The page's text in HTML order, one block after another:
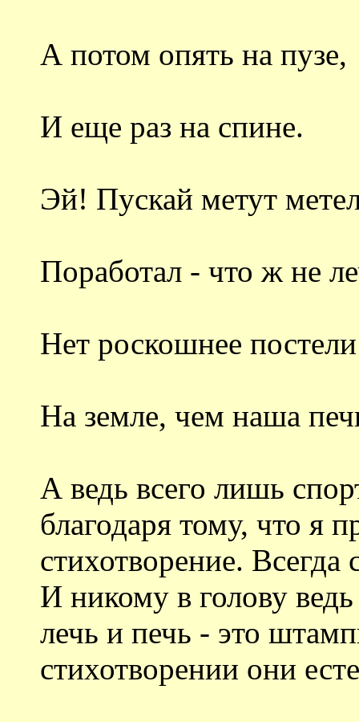
А потом опять на пузе,
И еще раз на спине.
Эй! Пускай метут
Поработал - что ж не
Нет роскошнее постели
На земле, чем наша
А ведь всего лишь
благодаря тому, что я
стихотворение. Всегда
И никому в голову
лечь и печь - это
стихотворении они